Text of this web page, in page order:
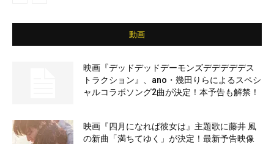
動画
映画『デッドデッドデーモンズデデデデデス
トラクション』、ano・幾田りらによるスペシ
ャルコラボソング2曲が決定！本予告も解禁！
映画『四月になれば彼女は』主題歌に藤井 風
の新曲「満ちてゆく」が決定！最新予告映像